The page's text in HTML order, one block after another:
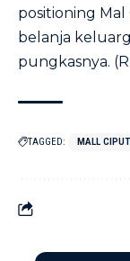
positioning
belanja
pungkasnya.
TAGGED: MALL